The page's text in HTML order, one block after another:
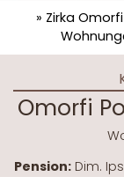
» Zirka
Omorfi
Pension:Dim.